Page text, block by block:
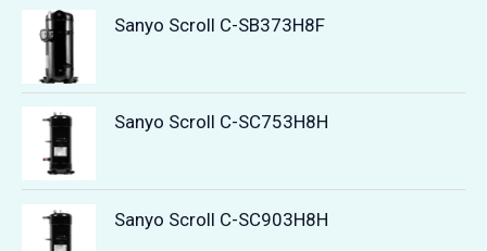
Sanyo Scroll C-SB373H8F
Sanyo Scroll C-SC753H8H
Sanyo Scroll C-SC903H8H